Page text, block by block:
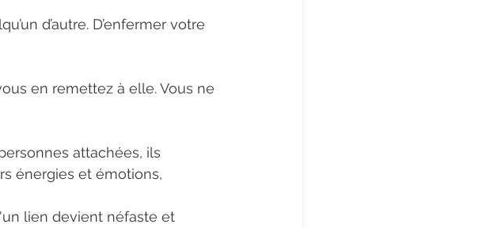
d’autre. D’enfermer votre
en remettez à elle. Vous ne
attachées, ils
énergies et émotions,
lien devient néfaste et